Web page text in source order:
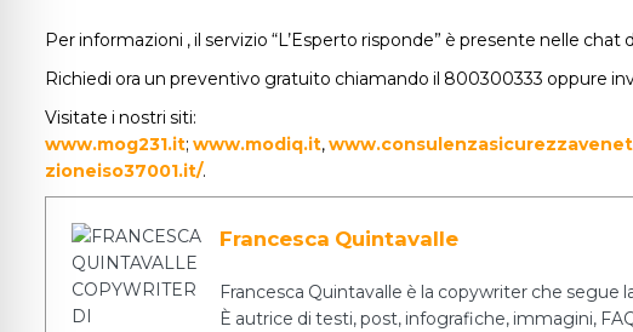
Per informazioni , il servizio “L’Esperto risponde” è presente nelle chat
Richiedi ora un preventivo gratuito chiamando il 800300333 oppure
Visitate i nostri siti:
www.mog231.it; www.modiq.it,
zioneiso37001.it/.
Francesca Quintavalle
Francesca Quintavalle è la copywriter che
È autrice di testi, post, infografiche, immagini,